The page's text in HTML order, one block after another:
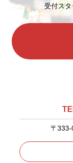
受付スタ
〒